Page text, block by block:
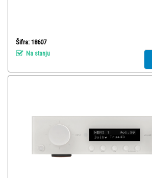
Šifra: 18607
Na stanju